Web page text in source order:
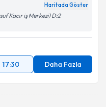
Haritada Göster
Kacır iş Merkezi) D:2
17:30 Daha Fazla